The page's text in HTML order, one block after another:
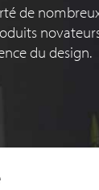
de
du design.